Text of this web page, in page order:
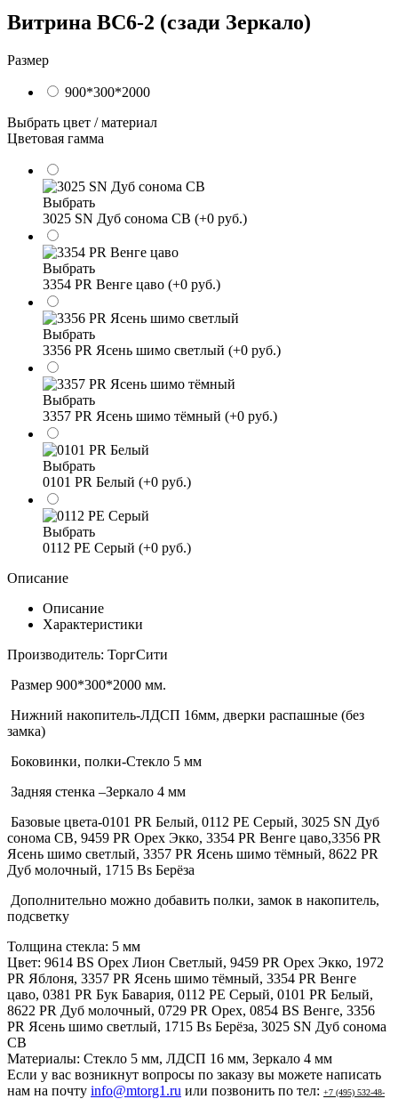
Витрина ВС6-2 (сзади Зеркало)
Размер
900*300*2000
Выбрать цвет / материал
Цветовая гамма
Выбрать
3025 SN Дуб сонома СВ (+0 руб.)
Выбрать
3354 PR Венге цаво (+0 руб.)
Выбрать
3356 PR Ясень шимо светлый (+0 руб.)
Выбрать
3357 PR Ясень шимо тёмный (+0 руб.)
Выбрать
0101 PR Белый (+0 руб.)
Выбрать
0112 PE Серый (+0 руб.)
Описание
Описание
Характеристики
Производитель: ТоргСити
Размер 900*300*2000 мм.
Нижний накопитель-ЛДСП 16мм, дверки распашные (без
замка)
Боковинки, полки-Стекло 5 мм
Задняя стенка –Зеркало 4 мм
Базовые цвета-0101 PR Белый, 0112 PE Серый, 3025 SN Дуб
сонома СВ, 9459 PR Орех Экко, 3354 PR Венге цаво,3356 PR
Ясень шимо светлый, 3357 PR Ясень шимо тёмный, 8622 PR
Дуб молочный, 1715 Bs Берёза
Дополнительно можно добавить полки, замок в накопитель,
подсветку
Толщина стекла: 5 мм
Цвет: 9614 BS Орех Лион Светлый, 9459 PR Орех Экко, 1972
PR Яблоня, 3357 PR Ясень шимо тёмный, 3354 PR Венге
цаво, 0381 PR Бук Бавария, 0112 PE Серый, 0101 PR Белый,
8622 PR Дуб молочный, 0729 PR Орех, 0854 BS Венге, 3356
PR Ясень шимо светлый, 1715 Bs Берёза, 3025 SN Дуб сонома
СВ
Материалы: Стекло 5 мм, ЛДСП 16 мм, Зеркало 4 мм
Если у вас возникнут вопросы по заказу вы можете написать
нам на почту info@mtorg1.ru или позвонить по тел: +7 (495) 532-48-